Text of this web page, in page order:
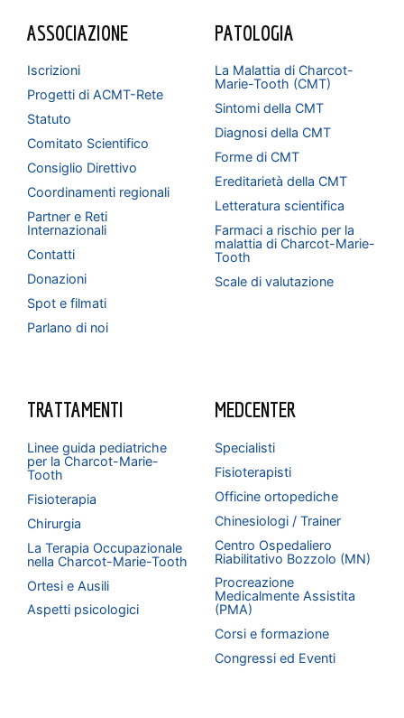
ASSOCIAZIONE
Iscrizioni
Progetti di ACMT-Rete
Statuto
Comitato Scientifico
Consiglio Direttivo
Coordinamenti regionali
Partner e Reti
Internazionali
Contatti
Donazioni
Spot e filmati
Parlano di noi
PATOLOGIA
La Malattia di Charcot-
Marie-Tooth (CMT)
Sintomi della CMT
Diagnosi della CMT
Forme di CMT
Ereditarietà della CMT
Letteratura scientifica
Farmaci a rischio per la
malattia di Charcot-Marie-
Tooth
Scale di valutazione
TRATTAMENTI
Linee guida pediatriche
per la Charcot-Marie-
Tooth
Fisioterapia
Chirurgia
La Terapia Occupazionale
nella Charcot-Marie-Tooth
Ortesi e Ausili
Aspetti psicologici
MEDCENTER
Specialisti
Fisioterapisti
Officine ortopediche
Chinesiologi / Trainer
Centro Ospedaliero
Riabilitativo Bozzolo (MN)
Procreazione
Medicalmente Assistita
(PMA)
Corsi e formazione
Congressi ed Eventi